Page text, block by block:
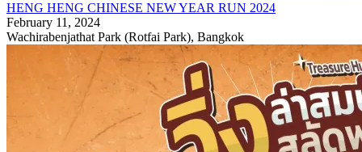
HENG HENG CHINESE NEW YEAR RUN 2024
February 11, 2024
Wachirabenjathat Park (Rotfai Park), Bangkok